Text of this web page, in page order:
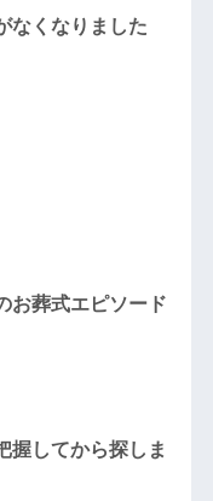
なくなりました
お葬式エピソード
握してから探しま